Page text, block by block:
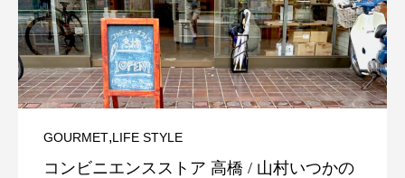
GOURMET,LIFE STYLE
コンビニエンスストア 高橋 / 山村いつかの